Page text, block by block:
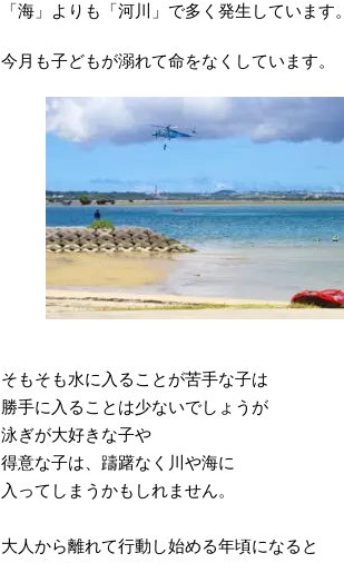
「海」よりも「河川」で多く発生しています。
今月も子どもが溺れて命をなくしています。
そもそも水に入ることが苦手な子は
勝手に入ることは少ないでしょうが
泳ぎが大好きな子や
得意な子は、躊躇なく川や海に
入ってしまうかもしれません。
大人から離れて行動し始める年頃になると